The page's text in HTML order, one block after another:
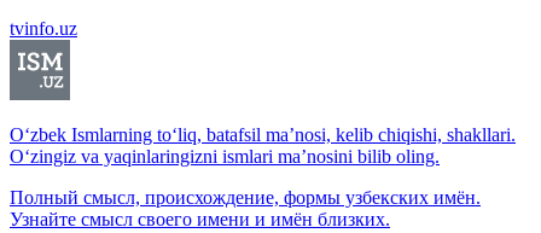
tvinfo.uz
O‘zbek Ismlarning to‘liq, batafsil ma’nosi, kelib chiqishi, shakllari.
O‘zingiz va yaqinlaringizni ismlari ma’nosini bilib oling.
Полный смысл, происхождение, формы узбекских имён.
Узнайте смысл своего имени и имён близких.